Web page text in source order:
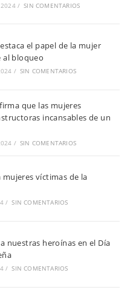
2024 / SIN COMENTARIOS
el papel de la mujer
al bloqueo
/ SIN COMENTARIOS
que las mujeres
incansables de un
/ SIN COMENTARIOS
mujeres víctimas de la
/ SIN COMENTARIOS
nuestras heroínas en el Día
/ SIN COMENTARIOS